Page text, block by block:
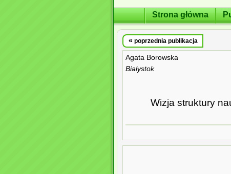
Strona główna
« poprzednia publikacja
Agata Borowska
Białystok
Wizja struktury